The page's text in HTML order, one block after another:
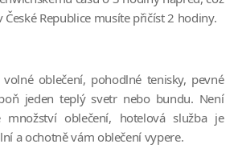
České Republice musíte přičíst 2 hodiny.
oblečení, pohodlné tenisky, pevné
jeden teplý svetr nebo bundu. Není
oblečení, hotelová služba je
a ochotně vám oblečení vypere.